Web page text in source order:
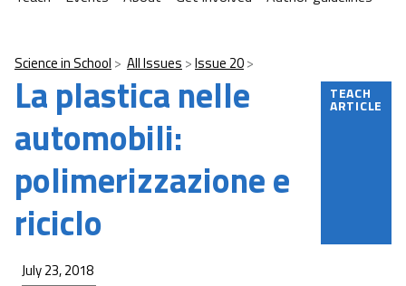
Science in School All Issues Issue 20
La plastica nelle
automobili:
polimerizzazione e
riciclo
TEACH
ARTICLE
July 23, 2018